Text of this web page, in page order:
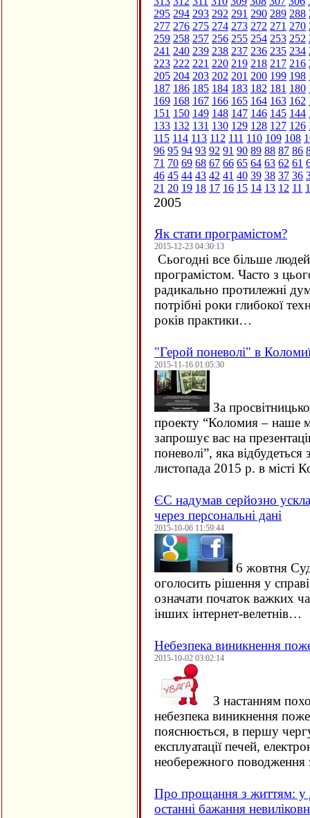
295 294 293 292 291 290 289 288
277 276 275 274 273 272 271 270
259 258 257 256 255 254 253 252
241 240 239 238 237 236 235 234
223 222 221 220 219 218 217 216
205 204 203 202 201 200 199 198
187 186 185 184 183 182 181 180
169 168 167 166 165 164 163 162
151 150 149 148 147 146 145 144
133 132 131 130 129 128 127 126
115 114 113 112 111 110 109 108
96 95 94 93 92 91 90 89 88 87 86
71 70 69 68 67 66 65 64 63 62 61
46 45 44 43 42 41 40 39 38 37 36
21 20 19 18 17 16 15 14 13 12 11
2005
Як стати програмістом?
2015-12-23 04:30:13
Сьогодні все більше
програмістом. Часто з
радикально протилежні
потрібні роки глибокої
років практики…
"Герой поневолі" в
2015-11-16 01:05:30
За
проекту “Коломия – наше
запрошує вас на
поневолі”, яка відбудеться
листопада 2015 р. в місті
ЄC надумав серйозно
через персональні дані
2015-10-06 11:59:44
6 жовтня
оголосить рішення у
означати початок важких
інших інтернет-велетнів…
Небезпека виникнення
2015-10-02 03:02:14
З настанням
небезпека виникнення
пояснюється, в першу
експлуатації печей,
необережного поводження
Про прощання з життям: у
останні бажання